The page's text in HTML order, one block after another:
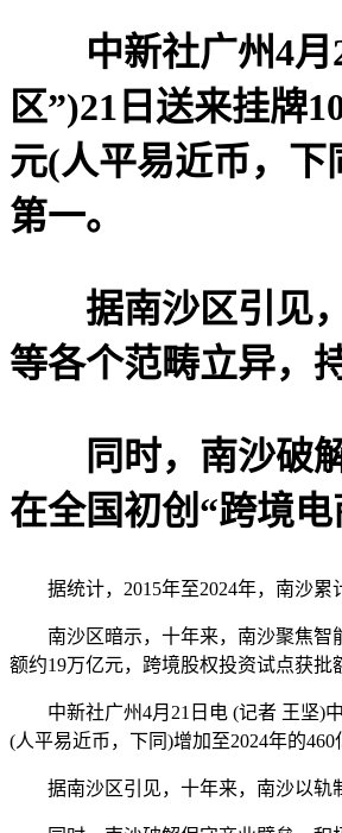
中新社广州4月
区”)21日送来挂牌
元(人平易近币，下
第一。
据南沙区引见，
等各个范畴立异，
同时，南沙破解
在全国初创“跨境电
据统计，2015年至2024年，南沙累
南沙区暗示，十年来，南沙聚焦智能
额约19万亿元，跨境股权投资试点获批
中新社广州4月21日电 (记者 王坚)中
(人平易近币，下同)增加至2024年的
据南沙区引见，十年来，南沙以轨制